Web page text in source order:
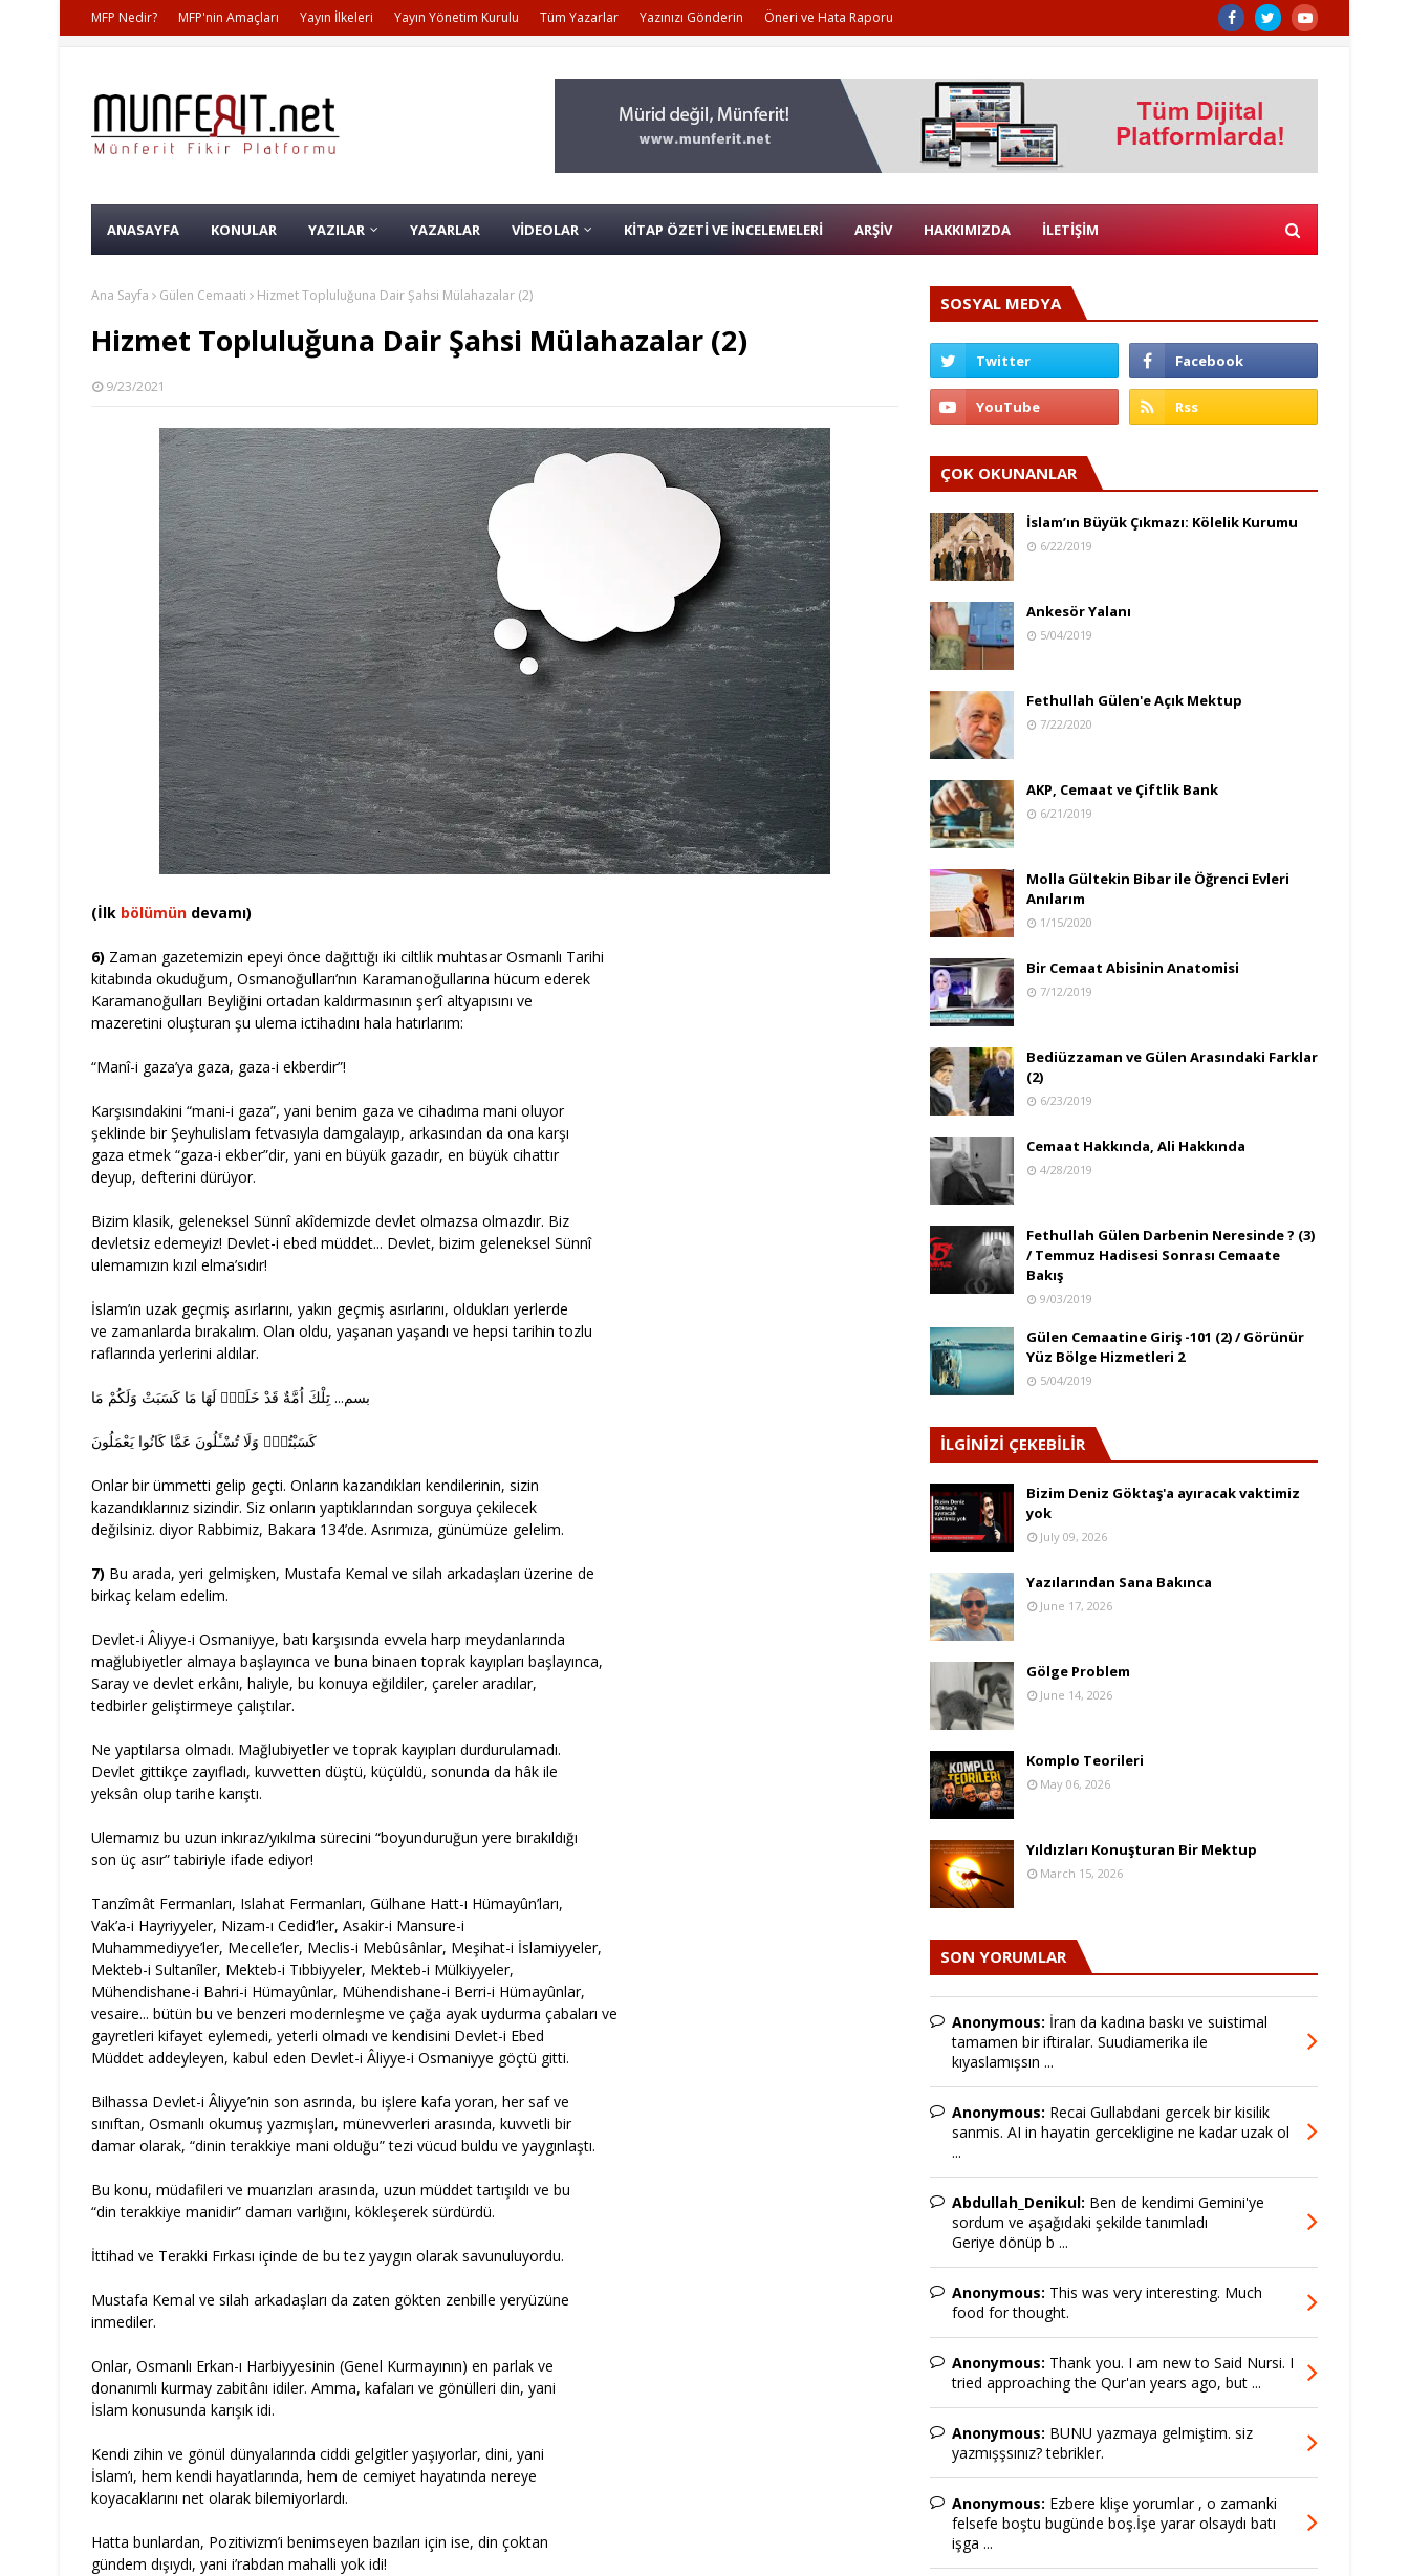
MFP Nedir? MFP'nin Amaçları Yayın İlkeleri Yayın Yönetim Kurulu Tüm Yazarlar Yazınızı Gönderin Öneri ve Hata Raporu
ANASAYFA KONULAR YAZILAR YAZARLAR VİDEOLAR KİTAP ÖZETİ VE İNCELEMELERİ ARŞİV HAKKIMIZDA İLETİŞİM
Ana Sayfa Gülen Cemaati Hizmet Topluluğuna Dair Şahsi Mülahazalar (2)
Hizmet Topluluğuna Dair Şahsi Mülahazalar (2)
9/23/2021
(İlk bölümün devamı)
6) Zaman gazetemizin epeyi önce dağıttığı iki ciltlik muhtasar Osmanlı Tarihi
kitabında okuduğum, Osmanoğulları’nın Karamanoğullarına hücum ederek
Karamanoğulları Beyliğini ortadan kaldırmasının şer’î altyapısını ve
mazeretini oluşturan şu ulema ictihadını hala hatırlarım:
“Manî-i gaza’ya gaza, gaza-i ekberdir”!
Karşısındakini “mani-i gaza”, yani benim gaza ve cihadıma mani oluyor
şeklinde bir Şeyhulislam fetvasıyla damgalayıp, arkasından da ona karşı
gaza etmek “gaza-i ekber”dir, yani en büyük gazadır, en büyük cihattır
deyup, defterini dürüyor.
Bizim klasik, geleneksel Sünnî akîdemizde devlet olmazsa olmazdır. Biz
devletsiz edemeyiz! Devlet-i ebed müddet... Devlet, bizim geleneksel Sünnî
ulemamızın kızıl elma’sıdır!
İslam’ın uzak geçmiş asırlarını, yakın geçmiş asırlarını, oldukları yerlerde
ve zamanlarda bırakalım. Olan oldu, yaşanan yaşandı ve hepsi tarihin tozlu
raflarında yerlerini aldılar.
بسم... تِلْكَ اُمَّةٌ قَدْ خَلَتْۚ لَهَا مَا كَسَبَتْ وَلَكُمْ مَا
كَسَبْتُمْۚ وَلَا تُسْـَٔلُونَ عَمَّا كَانُوا يَعْمَلُونَ
Onlar bir ümmetti gelip geçti. Onların kazandıkları kendilerinin, sizin
kazandıklarınız sizindir. Siz onların yaptıklarından sorguya çekilecek
değilsiniz. diyor Rabbimiz, Bakara 134’de. Asrımıza, günümüze gelelim.
7) Bu arada, yeri gelmişken, Mustafa Kemal ve silah arkadaşları üzerine de
birkaç kelam edelim.
Devlet-i Âliyye-i Osmaniyye, batı karşısında evvela harp meydanlarında
mağlubiyetler almaya başlayınca ve buna binaen toprak kayıpları başlayınca,
Saray ve devlet erkânı, haliyle, bu konuya eğildiler, çareler aradılar,
tedbirler geliştirmeye çalıştılar.
Ne yaptılarsa olmadı. Mağlubiyetler ve toprak kayıpları durdurulamadı.
Devlet gittikçe zayıfladı, kuvvetten düştü, küçüldü, sonunda da hâk ile
yeksân olup tarihe karıştı.
Ulemamız bu uzun inkıraz/yıkılma sürecini “boyunduruğun yere bırakıldığı
son üç asır” tabiriyle ifade ediyor!
Tanzîmât Fermanları, Islahat Fermanları, Gülhane Hatt-ı Hümayûn’ları,
Vak’a-i Hayriyyeler, Nizam-ı Cedid’ler, Asakir-i Mansure-i
Muhammediyye’ler, Mecelle’ler, Meclis-i Mebûsânlar, Meşihat-i İslamiyyeler,
Mekteb-i Sultanîler, Mekteb-i Tıbbiyyeler, Mekteb-i Mülkiyyeler,
Mühendishane-i Bahri-i Hümayûnlar, Mühendishane-i Berri-i Hümayûnlar,
vesaire... bütün bu ve benzeri modernleşme ve çağa ayak uydurma çabaları ve
gayretleri kifayet eylemedi, yeterli olmadı ve kendisini Devlet-i Ebed
Müddet addeyleyen, kabul eden Devlet-i Âliyye-i Osmaniyye göçtü gitti.
Bilhassa Devlet-i Âliyye’nin son asrında, bu işlere kafa yoran, her saf ve
sınıftan, Osmanlı okumuş yazmışları, münevverleri arasında, kuvvetli bir
damar olarak, “dinin terakkiye mani olduğu” tezi vücud buldu ve yaygınlaştı.
Bu konu, müdafileri ve muarızları arasında, uzun müddet tartışıldı ve bu
“din terakkiye manidir” damarı varlığını, kökleşerek sürdürdü.
İttihad ve Terakki Fırkası içinde de bu tez yaygın olarak savunuluyordu.
Mustafa Kemal ve silah arkadaşları da zaten gökten zenbille yeryüzüne
inmediler.
Onlar, Osmanlı Erkan-ı Harbiyyesinin (Genel Kurmayının) en parlak ve
donanımlı kurmay zabitânı idiler. Amma, kafaları ve gönülleri din, yani
İslam konusunda karışık idi.
Kendi zihin ve gönül dünyalarında ciddi gelgitler yaşıyorlar, dini, yani
İslam’ı, hem kendi hayatlarında, hem de cemiyet hayatında nereye
koyacaklarını net olarak bilemiyorlardı.
Hatta bunlardan, Pozitivizm’i benimseyen bazıları için ise, din çoktan
gündem dışıydı, yani i’rabdan mahalli yok idi!
SOSYAL MEDYA
ÇOK OKUNANLAR
İslam’ın Büyük Çıkmazı: Kölelik Kurumu
6/22/2019
Ankesör Yalanı
5/04/2019
Fethullah Gülen'e Açık Mektup
7/22/2020
AKP, Cemaat ve Çiftlik Bank
6/21/2019
Molla Gültekin Bibar ile Öğrenci Evleri
Anılarım
1/15/2020
Bir Cemaat Abisinin Anatomisi
7/12/2019
Bediüzzaman ve Gülen Arasındaki Farklar
(2)
6/23/2019
Cemaat Hakkında, Ali Hakkında
4/28/2019
Fethullah Gülen Darbenin Neresinde ? (3)
/ Temmuz Hadisesi Sonrası Cemaate
Bakış
9/03/2019
Gülen Cemaatine Giriş -101 (2) / Görünür
Yüz Bölge Hizmetleri 2
5/04/2019
İLGİNİZİ ÇEKEBİLİR
Bizim Deniz Göktaş'a ayıracak vaktimiz
yok
July 09, 2026
Yazılarından Sana Bakınca
June 17, 2026
Gölge Problem
June 14, 2026
Komplo Teorileri
May 06, 2026
Yıldızları Konuşturan Bir Mektup
March 15, 2026
SON YORUMLAR
Anonymous: İran da kadına baskı ve suistimal
tamamen bir iftiralar. Suudiamerika ile
kıyaslamışsın ...
Anonymous: Recai Gullabdani gercek bir kisilik
sanmis. AI in hayatin gercekligine ne kadar uzak ol
...
Abdullah_Denikul: Ben de kendimi Gemini'ye
sordum ve aşağıdaki şekilde tanımladı
Geriye dönüp b ...
Anonymous: This was very interesting. Much
food for thought.
Anonymous: Thank you. I am new to Said Nursi. I
tried approaching the Qur'an years ago, but ...
Anonymous: BUNU yazmaya gelmiştim. siz
yazmışşsınız? tebrikler.
Anonymous: Ezbere klişe yorumlar , o zamanki
felsefe boştu bugünde boş.İşe yarar olsaydı batı
işga ...